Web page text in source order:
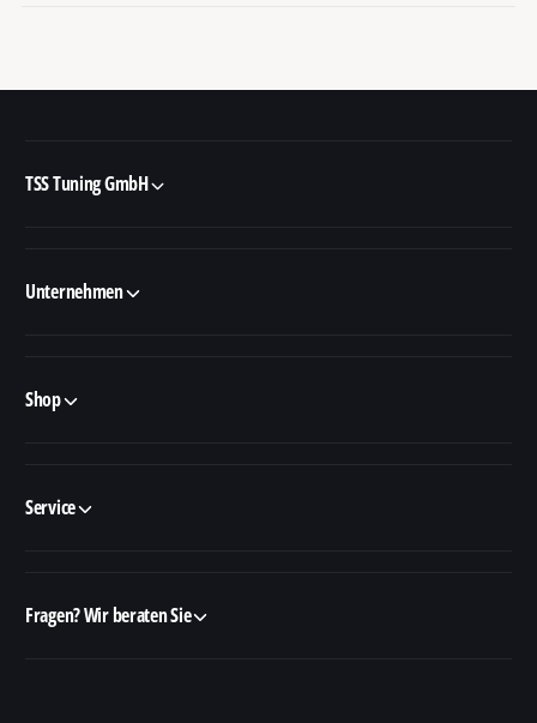
TSS Tuning GmbH
Unternehmen
Shop
Service
Fragen? Wir beraten Sie